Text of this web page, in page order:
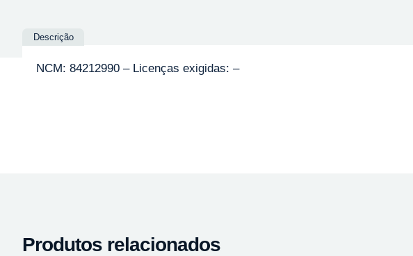
Descrição
NCM: 84212990 – Licenças exigidas: –
Produtos relacionados